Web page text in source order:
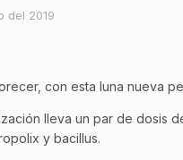
del 2019
con esta luna nueva
lleva un par de dosis
y bacillus.